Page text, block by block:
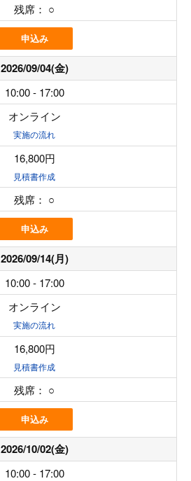
残席： ○
申込み
2026/09/04(金)
10:00 - 17:00
オンライン
実施の流れ
16,800円
見積書作成
残席： ○
申込み
2026/09/14(月)
10:00 - 17:00
オンライン
実施の流れ
16,800円
見積書作成
残席： ○
申込み
2026/10/02(金)
10:00 - 17:00